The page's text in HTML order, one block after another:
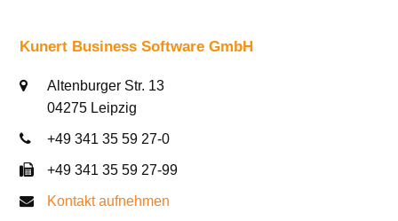
Kunert Business Software GmbH
Altenburger Str. 13
04275 Leipzig
+49 341 35 59 27-0
+49 341 35 59 27-99
Kontakt aufnehmen